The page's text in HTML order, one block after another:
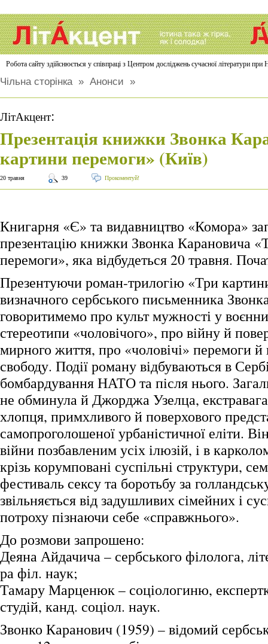
Робота сайту здійснюється у співпраці з Центром досліджень сучасної літератури
Чільна сторінка» Анонси »
ЛітАкцент:
Презентація книжки Звонка
картини перемоги» (Київ)
20 травня 39 Прокоментуй!
Книгарня «Є» та видавництво «Комора»
презентацію книжки Звонка Карановича
перемоги», яка відбудеться 20 травня.
Презентуючи роман-трилогію «Три
визначного сербського письменника
говоритимемо про культ мужності у
стереотипи «чоловічого», про війну й
мирного життя, про «чоловічі» перемоги й
свободу. Події роману відбуваються в
бомбардування НАТО та після нього.
не обминула й Джорджа Узелца,
хлопця, примхливого й поверхового
самопроголошеної урбаністичної еліти.
війни позбавленим усіх ілюзій, і в
крізь корумповані суспільні структури,
фестиваль сексу та боротьбу за
звільняється від задушливих сімейних і
потроху пізнаючи себе «справжнього».
До розмови запрошено:
Деяна Айдачича – сербського філолога,
ра філ. наук;
Тамару Марценюк – соціологиню,
студій, канд. соціол. наук.
Звонко Каранович (1959) – відомий